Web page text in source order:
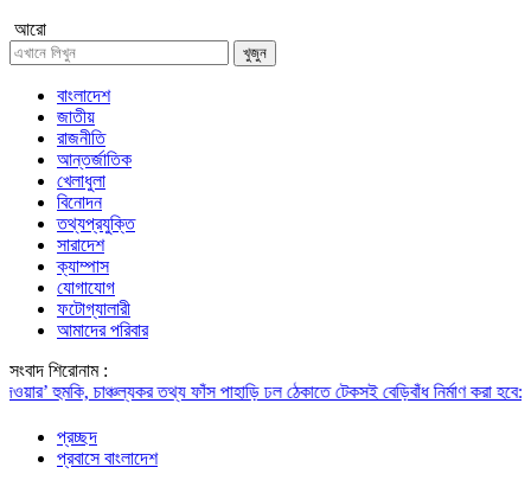
আরো
খুজুন
বাংলাদেশ
জাতীয়
রাজনীতি
আন্তর্জাতিক
খেলাধুলা
বিনোদন
তথ্যপ্রযুক্তি
সারাদেশ
ক্যাম্পাস
যোগাযোগ
ফটোগ্যালারী
আমাদের পরিবার
সংবাদ শিরোনাম :
হুমকি, চাঞ্চল্যকর তথ্য ফাঁসপাহাড়ি ঢল ঠেকাতে টেকসই বেড়িবাঁধ নির্মাণ করা হবে:
প্রচ্ছদ
প্রবাসে বাংলাদেশ